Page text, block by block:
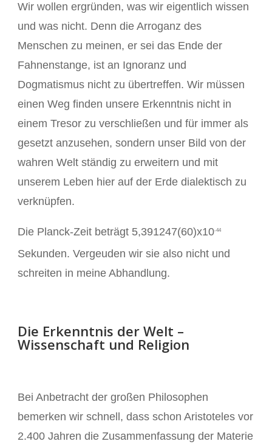
Wir wollen ergründen, was wir eigentlich wissen
und was nicht. Denn die Arroganz des
Menschen zu meinen, er sei das Ende der
Fahnenstange, ist an Ignoranz und
Dogmatismus nicht zu übertreffen. Wir müssen
einen Weg finden unsere Erkenntnis nicht in
einem Tresor zu verschließen und für immer als
gesetzt anzusehen, sondern unser Bild von der
wahren Welt ständig zu erweitern und mit
unserem Leben hier auf der Erde dialektisch zu
verknüpfen.
Die Planck-Zeit beträgt 5,391247(60)x10-44
Sekunden. Vergeuden wir sie also nicht und
schreiten in meine Abhandlung.
Die Erkenntnis der Welt –
Wissenschaft und Religion
Bei Anbetracht der großen Philosophen
bemerken wir schnell, dass schon Aristoteles vor
2.400 Jahren die Zusammenfassung der Materie